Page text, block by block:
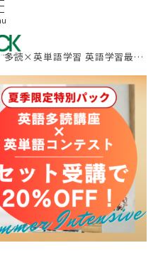
多読×英単語学習 英語学習最強の組み合わせここにあり！！